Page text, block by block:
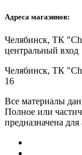
Адреса магазинов:
Челябинск, ТК
центральный вход
Челябинск, ТК
16
Все материалы
Полное или
предназначена